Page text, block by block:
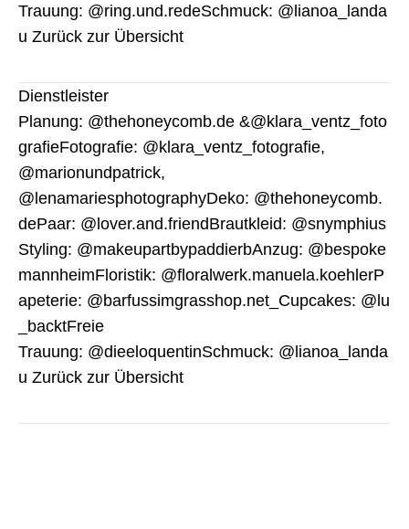
Trauung: @ring.und.redeSchmuck: @lianoa_landa
u Zurück zur Übersicht
Dienstleister
Planung: @thehoneycomb.de &@klara_ventz_foto
grafieFotografie: @klara_ventz_fotografie,
@marionundpatrick,
@lenamariesphotographyDeko: @thehoneycomb.
dePaar: @lover.and.friendBrautkleid: @snymphius
Styling: @makeupartbypaddierbAnzug: @bespoke
mannheimFloristik: @floralwerk.manuela.koehlerP
apeterie: @barfussimgrasshop.net_Cupcakes: @lu
_backtFreie
Trauung: @dieeloquentinSchmuck: @lianoa_landa
u Zurück zur Übersicht